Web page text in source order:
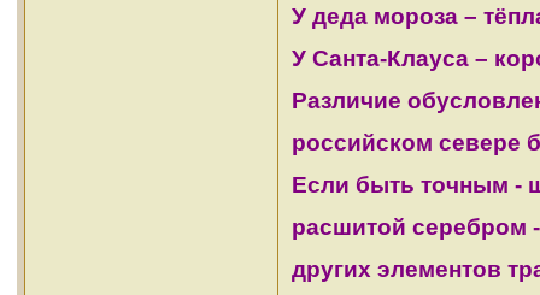
У деда мороза –
У Санта-Клауса –
Различие
российском севере
Если быть точным -
расшитой серебром
других элементов